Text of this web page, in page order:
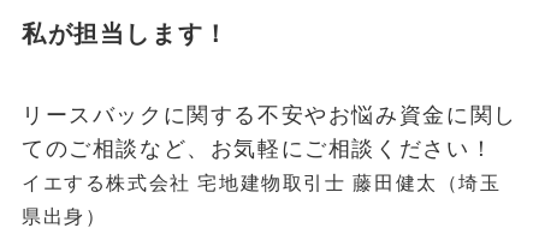
私が担当します！
リースバックに関する不安やお悩み資金に関し
てのご相談など、お気軽にご相談ください！
イエする株式会社 宅地建物取引士 藤田健太（埼玉
県出身）